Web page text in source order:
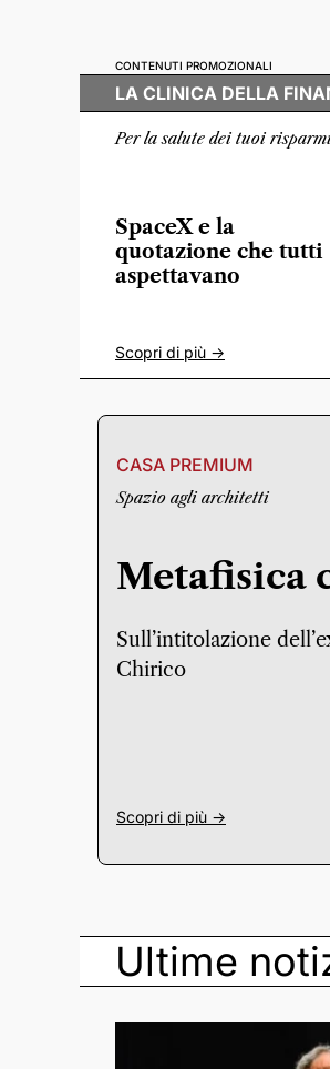
CONTENUTI PROMOZIONALI
LA CLINICA DELLA
Per la salute dei tuoi
SpaceX e la
quotazione che tutti
aspettavano
Scopri di più ->
CASA PREMIUM
Spazio agli architetti
Metafisica
Sull’intitolazione
Chirico
Scopri di più ->
Ultime